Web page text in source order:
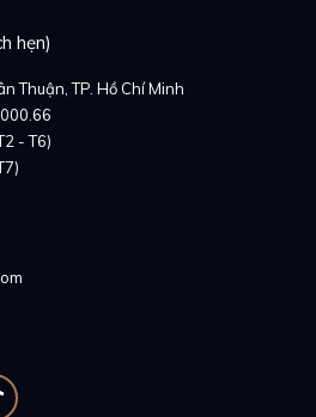
hẹn)
Thuận, TP. Hồ Chí Minh
- T6)